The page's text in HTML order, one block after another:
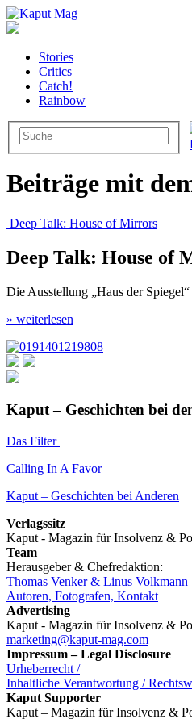
Stories
Critics
Catch!
Rainbow
Beiträge mit
Deep Talk: House of Mirrors
Deep Talk: House of
Die Ausstellung „Haus der
» weiterlesen
Kaput – Geschichten bei
Das Filter
Calling In A Favor
Kaput – Geschichten bei Anderen
Verlagssitz
Kaput - Magazin für Insolvenz &
Team
Herausgeber & Chefredaktion:
Thomas Venker & Linus Volkmann
Autoren, Fotografen, Kontakt
Advertising
Kaput - Magazin für Insolvenz &
marketing@kaput-mag.com
Impressum – Legal Disclosure
Urheberrecht /
Inhaltliche Verantwortung /
Kaput Supporter
Kaput – Magazin für Insolvenz &